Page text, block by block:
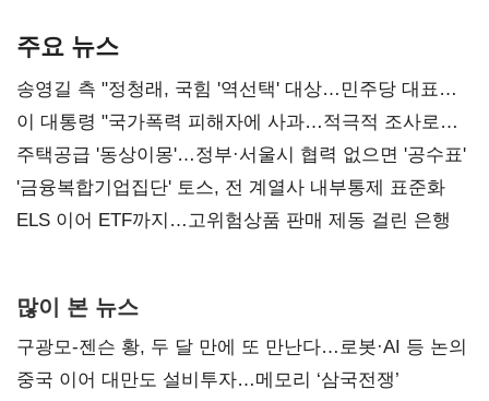
주요 뉴스
송영길 측 "정청래, 국힘 '역선택' 대상…민주당 대표로
총선 지휘 못해"
이 대통령 "국가폭력 피해자에 사과…적극적 조사로
진실 밝혀야"
주택공급 '동상이몽'…정부·서울시 협력 없으면 '공수표'
'금융복합기업집단' 토스, 전 계열사 내부통제 표준화
ELS 이어 ETF까지…고위험상품 판매 제동 걸린 은행
많이 본 뉴스
구광모-젠슨 황, 두 달 만에 또 만난다…로봇·AI 등 논의
중국 이어 대만도 설비투자…메모리 ‘삼국전쟁’